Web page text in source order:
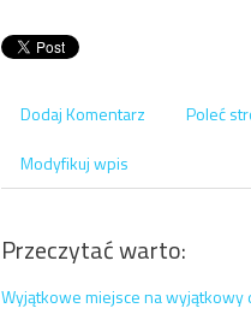
Dodaj Komentarz Poleć
Modyfikuj wpis
Przeczytać warto:
Wyjątkowe miejsce na wyjątkowy